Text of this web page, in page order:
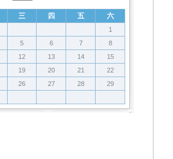
三 四 五 六
1
5 6 7
8
12 13 14
15
19 20 21
22
26 27 28
29